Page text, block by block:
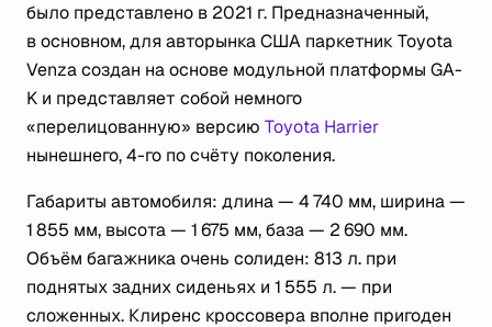
было представлено в 2021 г. Предназначенный,
в основном, для авторынка США паркетник Toyota
Venza создан на основе модульной платформы GA-
K и представляет собой немного
«перелицованную» версию Toyota Harrier
нынешнего, 4-го по счёту поколения.
Габариты автомобиля: длина — 4 740 мм, ширина —
1 855 мм, высота — 1 675 мм, база — 2 690 мм.
Объём багажника очень солиден: 813 л. при
поднятых задних сиденьях и 1 555 л. — при
сложенных. Клиренс кроссовера вполне пригоден